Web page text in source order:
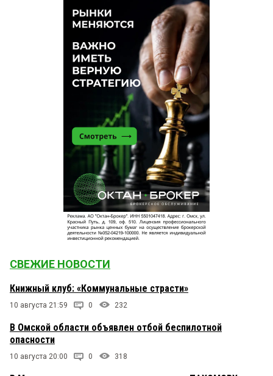
СВЕЖИЕ НОВОСТИ
Книжный клуб: «Коммунальные страсти»
10 августа 21:59 0 232
В Омской области объявлен отбой беспилотной
опасности
10 августа 20:00 0 318